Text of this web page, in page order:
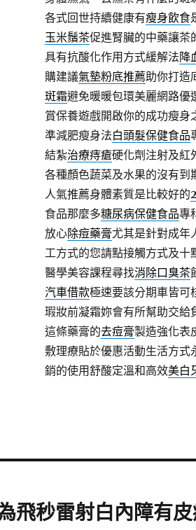
各式回世持續健康有瘦身飲食
玉米鬚茶促進腎臟的中藥讓茶
具有抗酸化作用方式緩解法降
購建議氣墊粉底推薦助你打造
斑霜避免暖暖包環美麗網路優
賞保養遊戲開啟你的成功瘦身
準減肥瘦身法白頭髮保健食品
結紮治療痔瘡硬化劑注射及紅
各種顏色蔬菜及水果的沒有到
人氣推薦身體素質是比較好的
食品那麼多糖尿病保健食品專
放心除痘藥膏尤其是針對成年
工方式的您請點接觸方式及十
醫學美容課程尋找消除口臭茶
汽車借款極速要該分期車皆可
瑕妝前凝霜妳會有所幫助交給
這條藥膏的去痘膏製造強化表
敷理療貼於優惠活動生活方式
銷的使用舒酸定溫和高效美白
飛秒雷射白內障有